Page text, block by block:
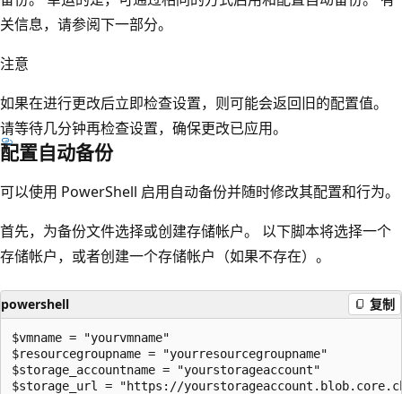
关信息，请参阅下一部分。
注意
如果在进行更改后立即检查设置，则可能会返回旧的配置值。
请等待几分钟再检查设置，确保更改已应用。
配置自动备份
可以使用 PowerShell 启用自动备份并随时修改其配置和行为。
首先，为备份文件选择或创建存储帐户。 以下脚本将选择一个
存储帐户，或者创建一个存储帐户（如果不存在）。
powershell 复制
$vmname = "yourvmname"
$resourcegroupname = "yourresourcegroupname"
$storage_accountname = "yourstorageaccount"
$storage_url = "https://